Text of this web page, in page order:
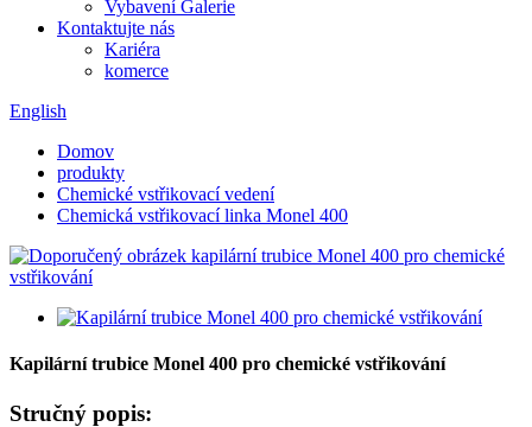
Vybavení Galerie
Kontaktujte nás
Kariéra
komerce
English
Domov
produkty
Chemické vstřikovací vedení
Chemická vstřikovací linka Monel 400
Kapilární trubice Monel 400 pro chemické vstřikování
Stručný popis: